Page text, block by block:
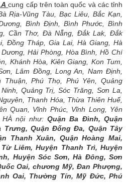
cung cấp trên toàn quốc và các tỉnh
Rịa-Vũng Tàu, Bạc Liêu, Bắc Kạn,
Bình Định, Bình Phước, Bình
Cần Thơ, Đà Nẵng, Đắk Lak, Đắk
Đồng Tháp, Gia Lai, Hà Giang, Hà
Hải Phòng, Hòa Bình, Hồ Chí
Khánh Hòa, Kiên Giang, Kon Tum,
Lâm Đồng, Long An, Nam Định,
Thuận, Phú Thọ, Phú Yên, Quảng
Quảng Trị, Sóc Trăng, Sơn La,
Thanh Hóa, Thừa Thiên Huế,
Quan, Vĩnh Phúc, Vĩnh Long, Yên
HÀ nội như: Quận Ba Đình, Quận
Trưng, Quận Đống Đa, Quận Tây
Thanh Xuân, Quận Hoàng Mai,
Liêm, Huyện Thanh Trì, Huyện
Huyện Sóc Sơn, Hà Đông, Sơn
Oai, chương Mỹ, Đan Phượng,
Oai, Thường Tín, Mỹ Đức, Phú